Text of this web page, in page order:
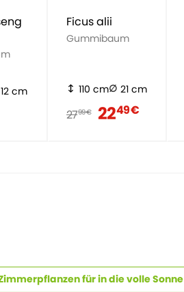
12 cm
Ficus alii
Gummibaum
110 cm 21 cm
2799 € 2249 €
für in die volle Sonne